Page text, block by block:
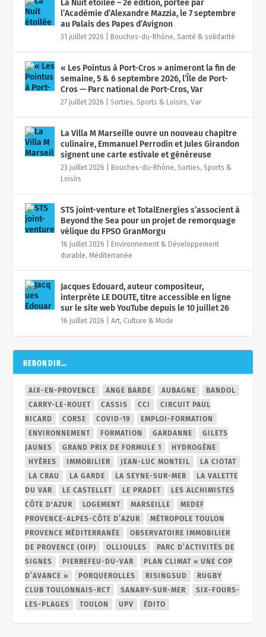
La Nuit étoilée – 2è édition, portée par
l’Académie d’Alexandre Mazzia, le 7 septembre
au Palais des Papes d’Avignon
31 juillet 2026 |Bouches-du-Rhône,Santé & solidarité
« Les Pointus à Port-Cros » animeront la fin de
semaine, 5 & 6 septembre 2026, l’Île de Port-
Cros — Parc national de Port-Cros, Var
27 juillet 2026 |Sorties, Sports & Loisirs,Var
La Villa M Marseille ouvre un nouveau chapitre
culinaire, Emmanuel Perrodin et Jules Girandon
signent une carte estivale et généreuse
23 juillet 2026 |Bouches-du-Rhône,Sorties, Sports &
Loisirs
STS joint-venture et TotalEnergies s’associent à
Beyond the Sea pour un projet de remorquage
vélique du FPSO GranMorgu
16 juillet 2026 |Environnement & Développement
durable,Méditerranée
Jacques Edouard, auteur compositeur,
interprète LE DOUTE, titre accessible en ligne
sur le site web YouTube depuis le 10 juillet 26
16 juillet 2026 |Art, Culture & Mode
REBONDIR…
AIX-EN-PROVENCE ANGE BARDE AUBAGNE
BANDOL
CARRY-LE-ROUET
CASSIS CCI
CIRCUIT PAUL
RICARD
CORSE COVID-19
EMPLOI-FORMATION
ENVIRONNEMENT
FORMATION GARDANNE
GILETS
JAUNES
GRAND PRIX DE FORMULE 1
HYDROGÈNE
HYÈRES
IMMOBILIER JEAN-LUC MONTEIL
LA CIOTAT
LA CRAU
LA GARDE LA SEYNE-SUR-MER
LA VALETTE
DU VAR
LE CASTELLET LE PRADET
LES ALCHIMISTES
CÔTE D'AZUR
LOGEMENT MARSEILLE
MEDEF
PROVENCE-ALPES-CÔTE D’AZUR
MÉTROPOLE TOULON
PROVENCE MÉDITERRANÉE
OBSERVATOIRE IMMOBILIER
DE PROVENCE (OIP)
OLLIOULES
PARC D’ACTIVITÉS DE
SIGNES
PIERREFEU-DU-VAR
PLAN CLIMAT « UNE COP
D’AVANCE »
PORQUEROLLES RISINGSUD
RUGBY
CLUB TOULONNAIS-RCT
SANARY-SUR-MER
SIX-FOURS-
LES-PLAGES
TOULON UPV ÉDITO